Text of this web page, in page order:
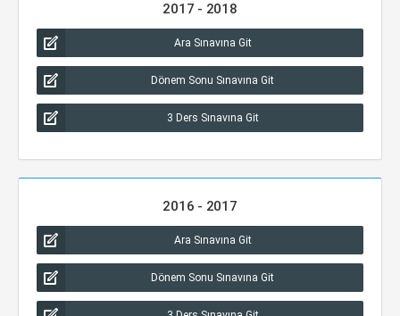
2017 - 2018
Ara Sınavına Git
Dönem Sonu Sınavına Git
3 Ders Sınavına Git
2016 - 2017
Ara Sınavına Git
Dönem Sonu Sınavına Git